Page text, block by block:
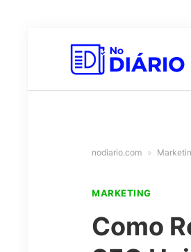
nodiario.com »
MARKETING
Como